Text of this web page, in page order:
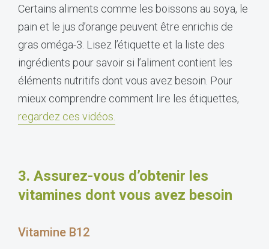
Certains aliments comme les boissons au soya, le
pain et le jus d’orange peuvent être enrichis de
gras oméga-3. Lisez l’étiquette et la liste des
ingrédients pour savoir si l’aliment contient les
éléments nutritifs dont vous avez besoin. Pour
mieux comprendre comment lire les étiquettes,
regardez ces vidéos
3. Assurez-vous d’obtenir les
vitamines dont vous avez besoin
Vitamine B12